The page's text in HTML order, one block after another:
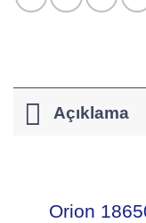
Açıklama
Orion